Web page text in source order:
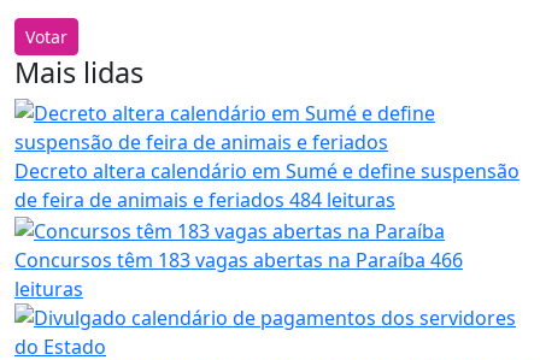
Votar
Mais lidas
Decreto altera calendário em Sumé e define suspensão
de feira de animais e feriados 484 leituras
Concursos têm 183 vagas abertas na Paraíba 466
leituras